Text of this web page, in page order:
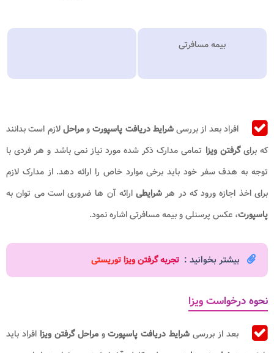
بیمه مسافرتی
افراد بعد از بررسیشرایط دریافت پاسپورتومراحللازم است بدانند
که برایگرفتن ویزا تمامی مدارک ذکر شده مورد نیاز نمی باشد و هر فردی با
توجه به هدف سفر خود باید برخی موارد خاص را ارائه دهد. از مدارک لازم
برای اخذ اجازه ورود که در هر شرایطیارائه آن ها ضروری است می توان به
پاسپورت، عکس پرسنلی و بیمه مسافرتی اشاره نمود.
بیشتر بخوانید : تجربه گرفتن ویزا توریستی
نحوه درخواست ویزا
بعد از بررسی شرایط دریافت پاسپورتومراحل گرفتن ویزاافراد باید